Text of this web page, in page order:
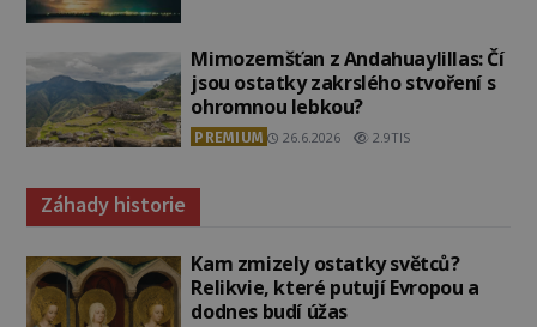
Mimozemšťan z Andahuaylillas: Čí
jsou ostatky zakrslého stvoření s
ohromnou lebkou?
PREMIUM 26.6.2026 2.9TIS
Záhady historie
Kam zmizely ostatky světců?
Relikvie, které putují Evropou a
dodnes budí úžas